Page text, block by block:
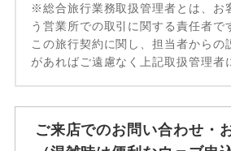
※総合旅行業務取扱管理者とは、お
う営業所での取引に関する責任者で
この旅行契約に関し、担当者からの
があればご遠慮なく上記取扱管理者
ご来店でのお問い合わせ・